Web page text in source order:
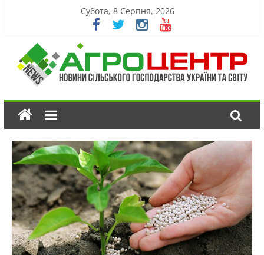
Субота, 8 Серпня, 2026